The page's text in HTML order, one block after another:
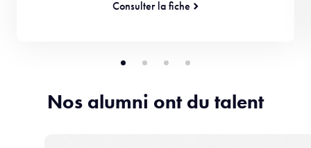
Consulter la fiche
Nos alumni ont du talent